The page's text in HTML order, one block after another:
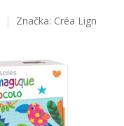
Značka: Créa Lign